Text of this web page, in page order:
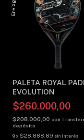
PALETA ROYAL
EVOLUTION
$260.000,00
$208.000,00 con
depósito
9x $28.888,89 sin interés